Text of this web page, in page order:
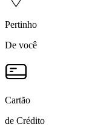
Pertinho
De você
Cartão
de Crédito